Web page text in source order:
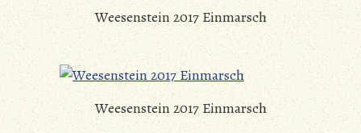
Weesenstein 2017 Einmarsch
Weesenstein 2017 Einmarsch